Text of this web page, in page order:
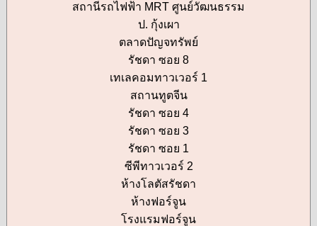
สถานีรถไฟฟ้า MRT ศูนย์วัฒนธรรม
ป. กุ้งเผา
ตลาดปัญจทรัพย์
รัชดา ซอย 8
เทเลคอมทาวเวอร์ 1
สถานทูตจีน
รัชดา ซอย 4
รัชดา ซอย 3
รัชดา ซอย 1
ซีพีทาวเวอร์ 2
ห้างโลตัสรัชดา
ห้างฟอร์จูน
โรงแรมฟอร์จูน